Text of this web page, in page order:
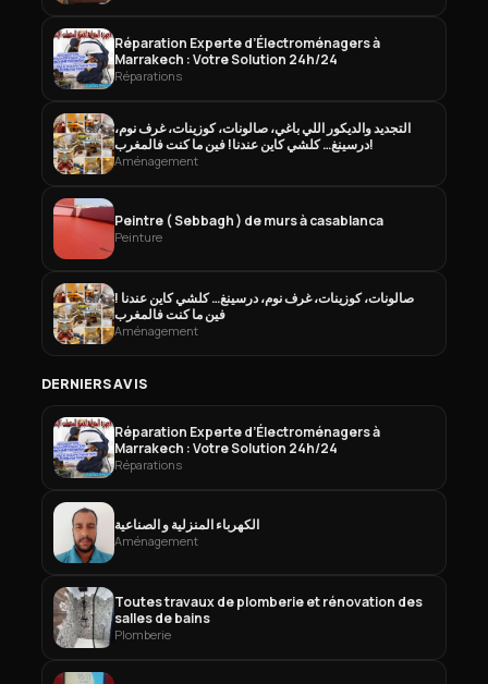
Réparation Experte d’Électroménagers à
Marrakech : Votre Solution 24h/24
Réparations
التجديد والديكور اللي باغي، صالونات، كوزينات، غرف نوم،
درسينغ… كلشي كاين عندنا! فين ما كنت فالمغرب!
Aménagement
Peintre ( Sebbagh ) de murs à casablanca
Peinture
صالونات، كوزينات، غرف نوم، درسينغ… كلشي كاين عندنا !
فين ما كنت فالمغرب
Aménagement
DERNIERS AVIS
Réparation Experte d’Électroménagers à
Marrakech : Votre Solution 24h/24
Réparations
الكهرباء المنزلية و الصناعية
Aménagement
Toutes travaux de plomberie et rénovation des
salles de bains
Plomberie